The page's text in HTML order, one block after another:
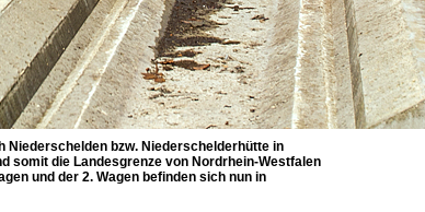
Niederschelden bzw. Niederschelderhütte in
somit die Landesgrenze von Nordrhein-Westfalen
und der 2. Wagen befinden sich nun in